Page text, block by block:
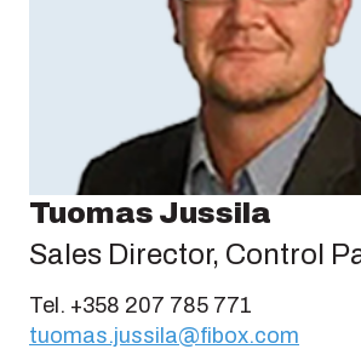
Tuomas Jussila
Sales Director, Control
Tel. +358 207 785 771
tuomas.jussila@fibox.com